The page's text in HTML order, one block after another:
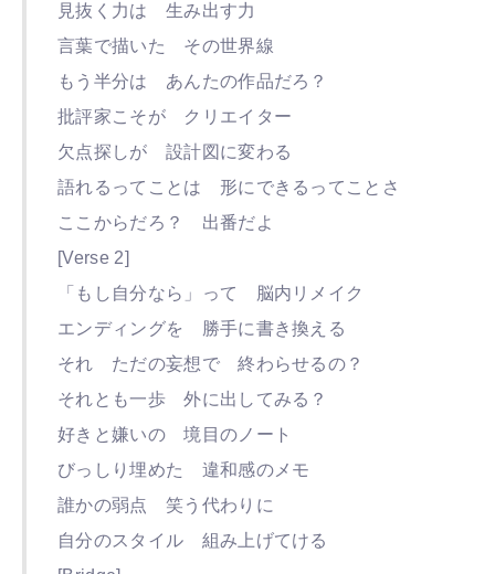
見抜く力は 生み出す力
言葉で描いた その世界線
もう半分は あんたの作品だろ？
批評家こそが クリエイター
欠点探しが 設計図に変わる
語れるってことは 形にできるってことさ
ここからだろ？ 出番だよ
[Verse 2]
「もし自分なら」って 脳内リメイク
エンディングを 勝手に書き換える
それ ただの妄想で 終わらせるの？
それとも一歩 外に出してみる？
好きと嫌いの 境目のノート
びっしり埋めた 違和感のメモ
誰かの弱点 笑う代わりに
自分のスタイル 組み上げてける